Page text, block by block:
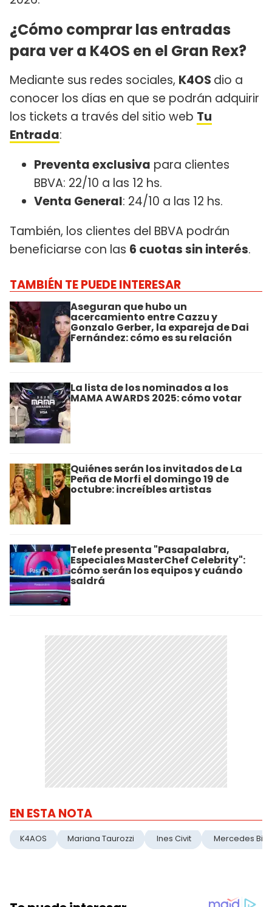
¿Cómo comprar las entradas
para ver a K4OS en el Gran Rex?
Mediante sus redes sociales, K4OS dio a
conocer los días en que se podrán adquirir
los tickets a través del sitio web Tu
Entrada:
Preventa exclusiva para clientes
BBVA: 22/10 a las 12 hs.
Venta General: 24/10 a las 12 hs.
También, los clientes del BBVA podrán
beneficiarse con las 6 cuotas sin interés.
TAMBIÉN TE PUEDE INTERESAR
Aseguran que hubo un
acercamiento entre Cazzu y
Gonzalo Gerber, la expareja de Dai
Fernández: cómo es su relación
La lista de los nominados a los
MAMA AWARDS 2025: cómo votar
Quiénes serán los invitados de La
Peña de Morfi el domingo 19 de
octubre: increíbles artistas
Telefe presenta "Pasapalabra,
Especiales MasterChef Celebrity":
cómo serán los equipos y cuándo
saldrá
EN ESTA NOTA
K4AOS Mariana Taurozzi Ines Civit Mercedes